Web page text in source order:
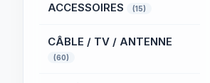
ACCESSOIRES
(15)
CÂBLE / TV / ANTENNE
(60)